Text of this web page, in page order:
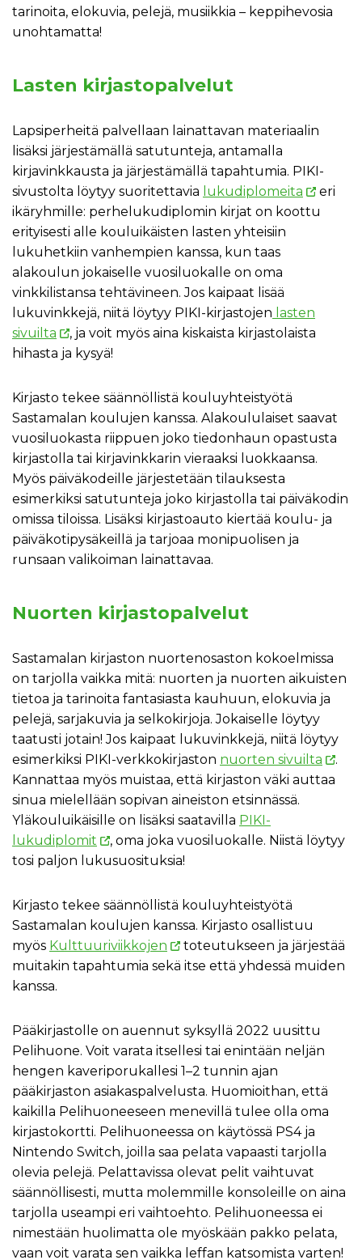
tarinoita, elokuvia, pelejä, musiikkia – keppihevosia
unohtamatta!
Lasten kirjastopalvelut
Lapsiperheitä palvellaan lainattavan materiaalin
lisäksi järjestämällä satutunteja, antamalla
kirjavinkkausta ja järjestämällä tapahtumia. PIKI-
sivustolta löytyy suoritettavia lukudiplomeita
eri
ikäryhmille: perhelukudiplomin kirjat on koottu
erityisesti alle kouluikäisten lasten yhteisiin
lukuhetkiin vanhempien kanssa, kun taas
alakoulun jokaiselle vuosiluokalle on oma
vinkkilistansa tehtävineen. Jos kaipaat lisää
lukuvinkkejä, niitä löytyy PIKI-kirjastojen lasten
sivuilta
, ja voit myös aina kiskaista kirjastolaista
hihasta ja kysyä!
Kirjasto tekee säännöllistä kouluyhteistyötä
Sastamalan koulujen kanssa. Alakoululaiset saavat
vuosiluokasta riippuen joko tiedonhaun opastusta
kirjastolla tai kirjavinkkarin vieraaksi luokkaansa.
Myös päiväkodeille järjestetään tilauksesta
esimerkiksi satutunteja joko kirjastolla tai päiväkodin
omissa tiloissa. Lisäksi kirjastoauto kiertää koulu- ja
päiväkotipysäkeillä ja tarjoaa monipuolisen ja
runsaan valikoiman lainattavaa.
Nuorten kirjastopalvelut
Sastamalan kirjaston nuortenosaston kokoelmissa
on tarjolla vaikka mitä: nuorten ja nuorten aikuisten
tietoa ja tarinoita fantasiasta kauhuun, elokuvia ja
pelejä, sarjakuvia ja selkokirjoja. Jokaiselle löytyy
taatusti jotain! Jos kaipaat lukuvinkkejä, niitä löytyy
esimerkiksi PIKI-verkkokirjaston nuorten sivuilta
.
Kannattaa myös muistaa, että kirjaston väki auttaa
sinua mielellään sopivan aineiston etsinnässä.
Yläkouluikäisille on lisäksi saatavilla PIKI-
lukudiplomit
, oma joka vuosiluokalle. Niistä löytyy
tosi paljon lukusuosituksia!
Kirjasto tekee säännöllistä kouluyhteistyötä
Sastamalan koulujen kanssa. Kirjasto osallistuu
myös Kulttuuriviikkojen
toteutukseen ja järjestää
muitakin tapahtumia sekä itse että yhdessä muiden
kanssa.
Pääkirjastolle on auennut syksyllä 2022 uusittu
Pelihuone. Voit varata itsellesi tai enintään neljän
hengen kaveriporukallesi 1–2 tunnin ajan
pääkirjaston asiakaspalvelusta. Huomioithan, että
kaikilla Pelihuoneeseen menevillä tulee olla oma
kirjastokortti. Pelihuoneessa on käytössä PS4 ja
Nintendo Switch, joilla saa pelata vapaasti tarjolla
olevia pelejä. Pelattavissa olevat pelit vaihtuvat
säännöllisesti, mutta molemmille konsoleille on aina
tarjolla useampi eri vaihtoehto. Pelihuoneessa ei
nimestään huolimatta ole myöskään pakko pelata,
vaan voit varata sen vaikka leffan katsomista varten!